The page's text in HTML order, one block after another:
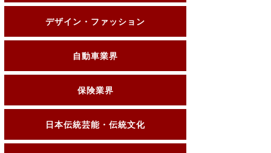
デザイン・ファッション
自動車業界
保険業界
日本伝統芸能・伝統文化